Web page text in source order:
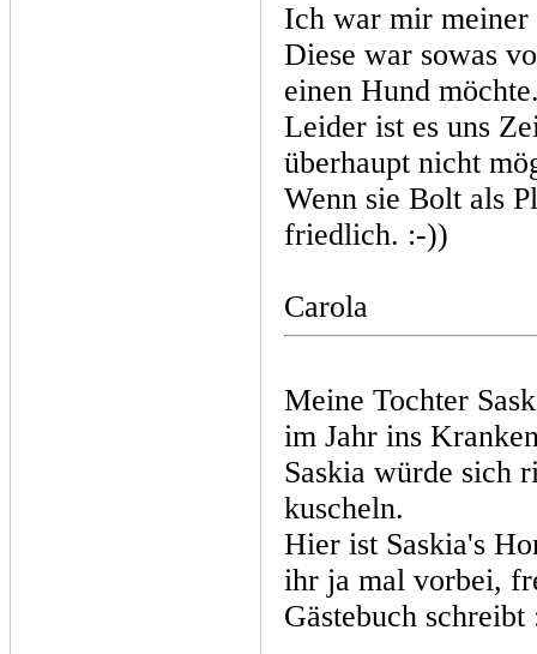
Ich war mir
Diese war sowas
einen Hund
Leider ist es uns
überhaupt nicht
Wenn sie Bolt als
friedlich. :-))
Carola
Meine Tochter
im Jahr ins
Saskia würde sich
kuscheln.
Hier ist Saskia's
ihr ja mal vorbei,
Gästebuch schreibt